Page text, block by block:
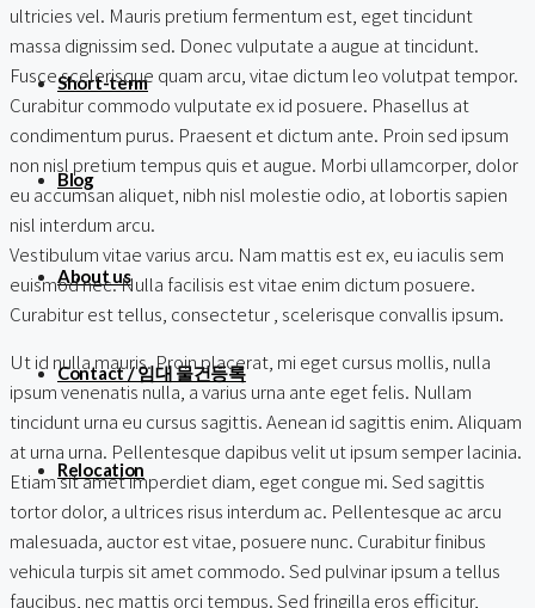
Short-term
Blog
About us
Contact / 임대 물건등록
Relocation
ultricies vel. Mauris pretium fermentum est, eget tincidunt
massa dignissim sed. Donec vulputate a augue at tincidunt.
Fusce scelerisque quam arcu, vitae dictum leo volutpat tempor.
Curabitur commodo vulputate ex id posuere. Phasellus at
condimentum purus. Praesent et dictum ante. Proin sed ipsum
non nisl pretium tempus quis et augue. Morbi ullamcorper, dolor
eu accumsan aliquet, nibh nisl molestie odio, at lobortis sapien
nisl interdum arcu.
Vestibulum vitae varius arcu. Nam mattis est ex, eu iaculis sem
euismod nec. Nulla facilisis est vitae enim dictum posuere.
Curabitur est tellus, consectetur , scelerisque convallis ipsum.
Ut id nulla mauris. Proin placerat, mi eget cursus mollis, nulla
ipsum venenatis nulla, a varius urna ante eget felis. Nullam
tincidunt urna eu cursus sagittis. Aenean id sagittis enim. Aliquam
at urna urna. Pellentesque dapibus velit ut ipsum semper lacinia.
Etiam sit amet imperdiet diam, eget congue mi. Sed sagittis
tortor dolor, a ultrices risus interdum ac. Pellentesque ac arcu
malesuada, auctor est vitae, posuere nunc. Curabitur finibus
vehicula turpis sit amet commodo. Sed pulvinar ipsum a tellus
faucibus, nec mattis orci tempus. Sed fringilla eros efficitur,